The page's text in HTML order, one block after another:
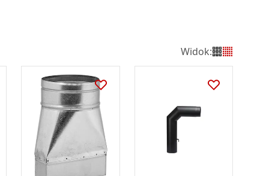
Widok: